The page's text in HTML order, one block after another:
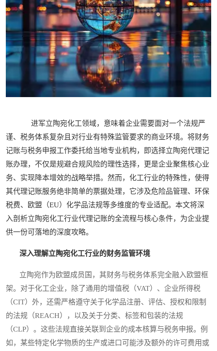
进军立陶宛化工领域，意味着企业需要面对一个法规严
谨、税务体系复杂且对行业有特殊监管要求的商业环境。将财务
记账与税务申报工作委托给当地专业机构，即选择立陶宛代理记
账办理，不仅是规避合规风险的理性选择，更是企业聚焦核心业
务、实现降本增效的战略举措。然而，化工行业的特殊性，使得
其代理记账服务绝非简单的票据处理，它涉及危险品管理、环保
税费、欧盟（EU）化学品法规等多维度的专业适配。本文将深
入剖析立陶宛化工行业代理记账的全流程与核心条件，为企业提
供一份可落地的深度攻略。
深入理解立陶宛化工行业的财务监管环境
立陶宛作为欧盟成员国，其财务与税务体系完全融入欧盟框
架。对于化工企业，除了通用的增值税（VAT）、企业所得税
（CIT）外，还需严格遵守关于化学品注册、评估、授权和限制
的法规（REACH），以及关于分类、标签和包装的法规
（CLP）。这些法规直接关联到企业的成本核算与税务申报。例
如，某些特定化学物质的生产或进口可能涉及额外的许可费用或